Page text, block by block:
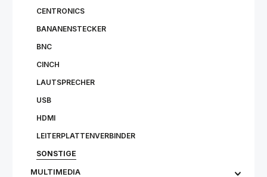
CENTRONICS
BANANENSTECKER
BNC
CINCH
LAUTSPRECHER
USB
HDMI
LEITERPLATTENVERBINDER
SONSTIGE
MULTIMEDIA